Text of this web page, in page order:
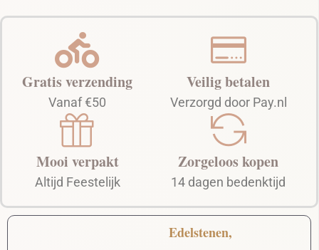
Gratis verzending
Vanaf €50
Mooi verpakt
Altijd Feestelijk
Veilig betalen
Verzorgd door Pay.nl
Zorgeloos kopen
14 dagen bedenktijd
Edelstenen,